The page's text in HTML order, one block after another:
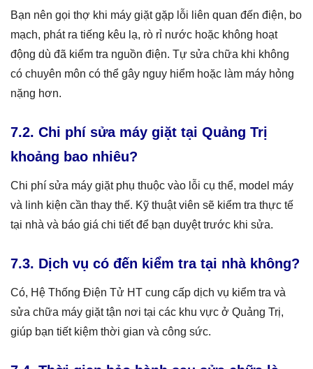
Bạn nên gọi thợ khi máy giặt gặp lỗi liên quan đến điện, bo
mạch, phát ra tiếng kêu lạ, rò rỉ nước hoặc không hoạt
động dù đã kiểm tra nguồn điện. Tự sửa chữa khi không
có chuyên môn có thể gây nguy hiểm hoặc làm máy hỏng
nặng hơn.
7.2. Chi phí sửa máy giặt tại Quảng Trị
khoảng bao nhiêu?
Chi phí sửa máy giặt phụ thuộc vào lỗi cụ thể, model máy
và linh kiện cần thay thế. Kỹ thuật viên sẽ kiểm tra thực tế
tại nhà và báo giá chi tiết để bạn duyệt trước khi sửa.
7.3. Dịch vụ có đến kiểm tra tại nhà không?
Có, Hệ Thống Điện Tử HT cung cấp dịch vụ kiểm tra và
sửa chữa máy giặt tận nơi tại các khu vực ở Quảng Trị,
giúp bạn tiết kiệm thời gian và công sức.